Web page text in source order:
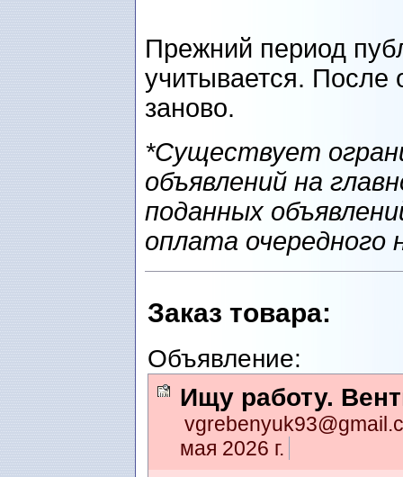
Прежний период
учитывается. После
заново.
*Существует
объявлений на
поданных
оплата очередного
Заказ товарa:
Объявление:
Ищу работу.
мая 2026 г.